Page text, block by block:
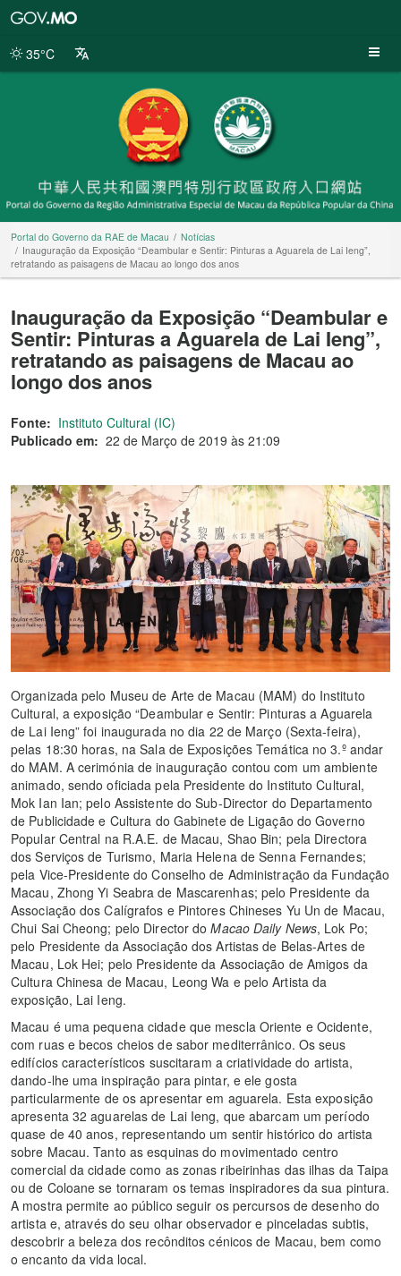
da
35°C
Portal do Governo da RAE de Macau
Notícias
Inauguração da Exposição “Deambular e Sentir: Pinturas a Aguarela de Lai Ieng”,
retratando as paisagens de Macau ao longo dos anos
Inauguração da Exposição “Deambular e
Sentir: Pinturas a Aguarela de Lai Ieng”,
retratando as paisagens de Macau ao
longo dos anos
Fonte: Instituto Cultural (IC)
Publicado em: 22 de Março de 2019 às 21:09
Organizada pelo Museu de Arte de Macau (MAM) do Instituto
Cultural, a exposição “Deambular e Sentir: Pinturas a Aguarela
de Lai Ieng” foi inaugurada no dia 22 de Março (Sexta-feira),
pelas 18:30 horas, na Sala de Exposições Temática no 3.º andar
do MAM. A cerimónia de inauguração contou com um ambiente
animado, sendo oficiada pela Presidente do Instituto Cultural,
Mok Ian Ian; pelo Assistente do Sub-Director do Departamento
de Publicidade e Cultura do Gabinete de Ligação do Governo
Popular Central na R.A.E. de Macau, Shao Bin; pela Directora
dos Serviços de Turismo, Maria Helena de Senna Fernandes;
pela Vice-Presidente do Conselho de Administração da Fundação
Macau, Zhong Yi Seabra de Mascarenhas; pelo Presidente da
Associação dos Calígrafos e Pintores Chineses Yu Un de Macau,
Chui Sai Cheong; pelo Director do Macao Daily News, Lok Po;
pelo Presidente da Associação dos Artistas de Belas-Artes de
Macau, Lok Hei; pelo Presidente da Associação de Amigos da
Cultura Chinesa de Macau, Leong Wa e pelo Artista da
exposição, Lai Ieng.
Macau é uma pequena cidade que mescla Oriente e Ocidente,
com ruas e becos cheios de sabor mediterrânico. Os seus
edifícios característicos suscitaram a criatividade do artista,
dando-lhe uma inspiração para pintar, e ele gosta
particularmente de os apresentar em aguarela. Esta exposição
apresenta 32 aguarelas de Lai Ieng, que abarcam um período
quase de 40 anos, representando um sentir histórico do artista
sobre Macau. Tanto as esquinas do movimentado centro
comercial da cidade como as zonas ribeirinhas das ilhas da Taipa
ou de Coloane se tornaram os temas inspiradores da sua pintura.
A mostra permite ao público seguir os percursos de desenho do
artista e, através do seu olhar observador e pinceladas subtis,
descobrir a beleza dos recônditos cénicos de Macau, bem como
o encanto da vida local.